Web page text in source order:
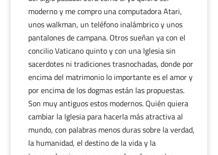
moderno y me compro una computadora Atari,
unos walkman, un teléfono inalámbrico y unos
pantalones de campana. Otros sueñan ya con el
concilio Vaticano quinto y con una Iglesia sin
sacerdotes ni tradiciones trasnochadas, donde por
encima del matrimonio lo importante es el amor y
por encima de los dogmas están las propuestas.
Son muy antiguos estos modernos. Quién quiera
cambiar la Iglesia para hacerla más atractiva al
mundo, con palabras menos duras sobre la verdad,
la humanidad, el destino de la vida y la